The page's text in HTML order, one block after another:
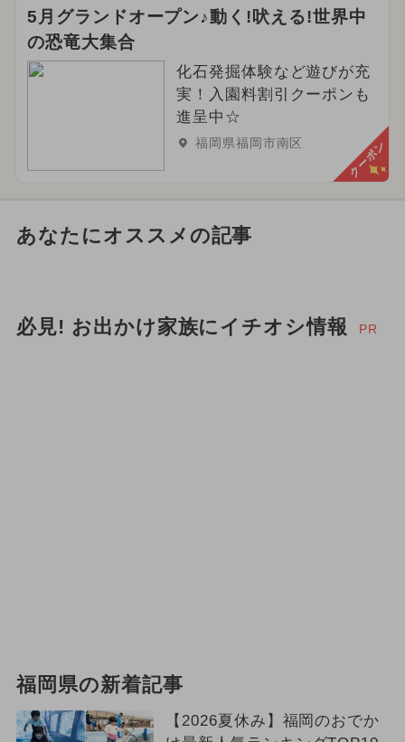
5月グランドオープン♪動く!吠える!世界中
の恐竜大集合
化石発掘体験など遊びが充
実！入園料割引クーポンも
進呈中☆
福岡県福岡市南区 クーポン
あなたにオススメの記事
必見! お出かけ家族にイチオシ情報 PR
福岡県の新着記事
【2026夏休み】福岡のおでか